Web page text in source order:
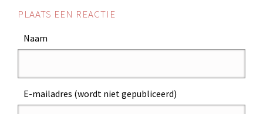
PLAATS EEN REACTIE
Naam
E-mailadres (wordt niet gepubliceerd)